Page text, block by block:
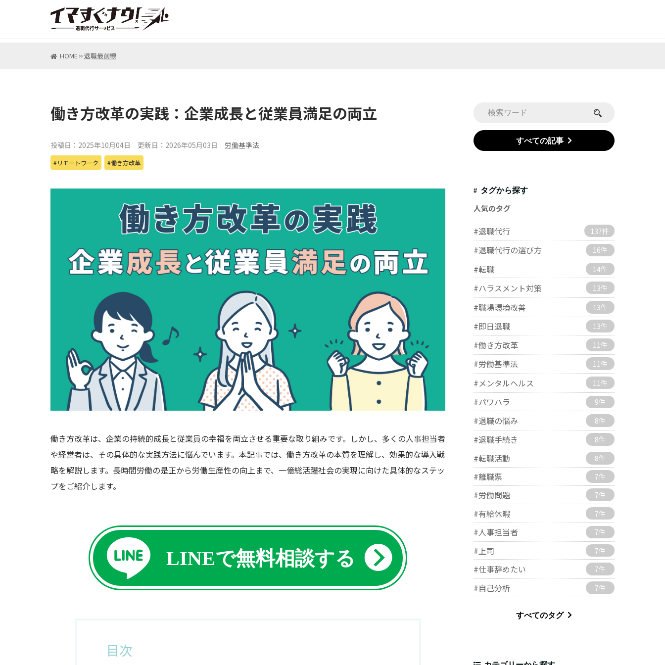
HOME 退職最前線
働き方改革の実践：企業成長と従業員満足の両立
投稿日：2025年10月04日 更新日：2026年05月03日 労働基準法
リモートワーク 働き方改革
働き方改革は、企業の持続的成長と従業員の幸福を両立させる重要な取り組みです。しかし、多くの人事担当者
や経営者は、その具体的な実践方法に悩んでいます。本記事では、働き方改革の本質を理解し、効果的な導入戦
略を解説します。長時間労働の是正から労働生産性の向上まで、一億総活躍社会の実現に向けた具体的なステッ
プをご紹介します。
LINEで無料相談する
目次
すべての記事
タグから探す
人気のタグ
#退職代行 137件
#退職代行の選び方 16件
#転職 14件
#ハラスメント対策 13件
#職場環境改善 13件
#即日退職 13件
#働き方改革 11件
#労働基準法 11件
#メンタルヘルス 11件
#パワハラ 9件
#退職の悩み 8件
#退職手続き 8件
#転職活動 8件
#離職票 7件
#労働問題 7件
#有給休暇 7件
#人事担当者 7件
#上司 7件
#仕事辞めたい 7件
#自己分析 7件
すべてのタグ